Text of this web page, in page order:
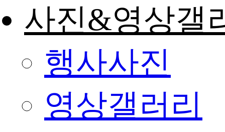
사진&영상갤
행사사진
영상갤러리